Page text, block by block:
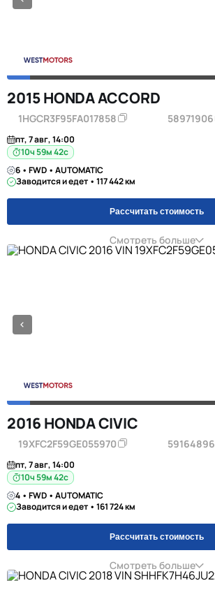
2015 HONDA ACCORD
1HGCR3F95FA017858 58971906
пт, 7 авг, 14:00
10ч 59м 42с
6 • FWD • AUTOMATIC
Заводится и едет • 117 442 км
Рассчитать стоимость
Смотреть больше
2016 HONDA CIVIC
19XFC2F59GE055970 59164896
пт, 7 авг, 14:00
10ч 59м 42с
4 • FWD • AUTOMATIC
Заводится и едет • 161 724 км
Рассчитать стоимость
Смотреть больше